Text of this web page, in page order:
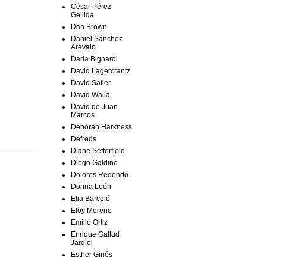
César Pérez
Gellida
Dan Brown
Daniel Sánchez
Arévalo
Daria Bignardi
David Lagercrantz
David Safier
David Walia
David de Juan
Marcos
Deborah Harkness
Defreds
Diane Setterfield
Diego Galdino
Dolores Redondo
Donna León
Elia Barceló
Eloy Moreno
Emilio Ortiz
Enrique Gallud
Jardiel
Esther Ginés